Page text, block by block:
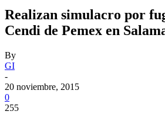
Realizan simulacro por
Cendi de Pemex en
By
GI
-
20 noviembre, 2015
0
255